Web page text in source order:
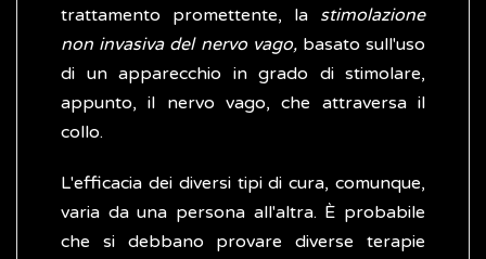
trattamento promettente, la stimolazione
non invasiva del nervo vago,basato sull'uso
di un apparecchio in grado di stimolare,
appunto, il nervo vago, che attraversa il
collo.
L'efficacia dei diversi tipi di cura, comunque,
varia da una persona all'altra. È probabile
che si debbano provare diverse terapie